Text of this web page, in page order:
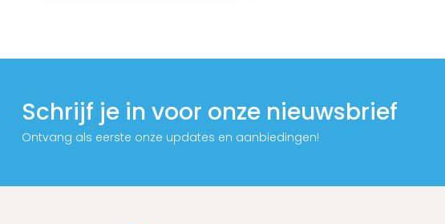
Schrijf je in voor onze nieuwsbrief
Ontvang als eerste onze updates en aanbiedingen!